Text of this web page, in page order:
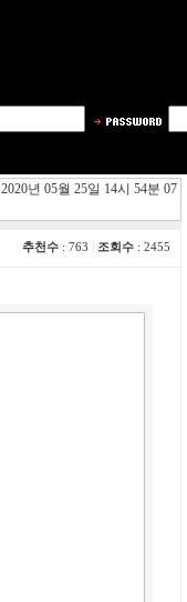
2020년 05월 25일 14시 54분 07
추천수: 763 조회수: 2455